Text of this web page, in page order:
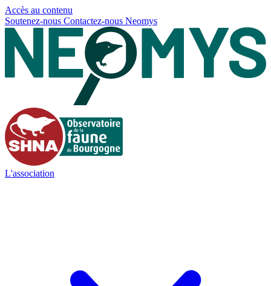
Accès au contenu
Soutenez-nous Contactez-nous Neomys
L'association
Panneau de gestion des cookies